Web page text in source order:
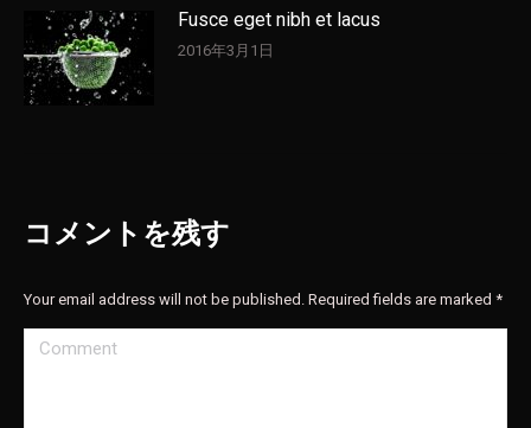
Fusce eget nibh et lacus
2016年3月1日
コメントを残す
Your email address will not be published. Required fields are marked *
Comment